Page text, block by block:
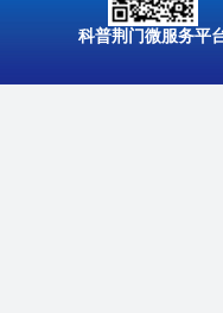
科普荆门微服务平